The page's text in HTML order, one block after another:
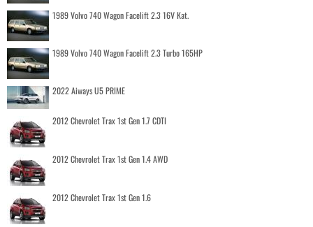
1989 Volvo 740 Wagon Facelift 2.3 16V Kat.
1989 Volvo 740 Wagon Facelift 2.3 Turbo 165HP
2022 Aiways U5 PRIME
2012 Chevrolet Trax 1st Gen 1.7 CDTI
2012 Chevrolet Trax 1st Gen 1.4 AWD
2012 Chevrolet Trax 1st Gen 1.6